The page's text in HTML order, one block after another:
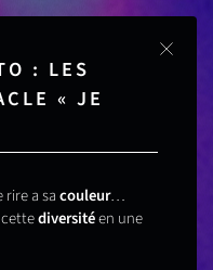
: LES
« JE
rire a sacouleur…
diversitéen une